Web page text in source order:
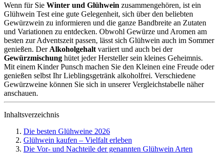
Wenn für Sie Winter und Glühwein zusammengehören, ist ein
Glühwein Test eine gute Gelegenheit, sich über den beliebten
Gewürzwein zu informieren und die ganze Bandbreite an Zutaten
und Variationen zu entdecken. Obwohl Gewürze und Aromen am
besten zur Adventszeit passen, lässt sich Glühwein auch im Sommer
genießen. Der Alkoholgehalt variiert und auch bei der
Gewürzmischung hütet jeder Hersteller sein kleines Geheimnis.
Mit einem Kinder Punsch machen Sie den Kleinen eine Freude oder
genießen selbst Ihr Lieblingsgetränk alkoholfrei. Verschiedene
Gewürzweine können Sie sich in unserer Vergleichstabelle näher
anschauen.
Inhaltsverzeichnis
Die besten Glühweine 2026
Glühwein kaufen – Vielfalt erleben
Die Vor- und Nachteile der genannten Glühwein Arten